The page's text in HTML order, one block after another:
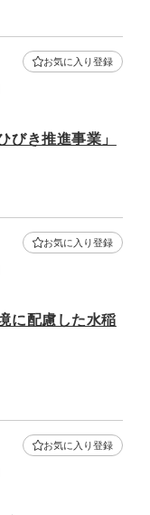
お気に入り登録
びき推進事業」
お気に入り登録
に配慮した水稲
お気に入り登録